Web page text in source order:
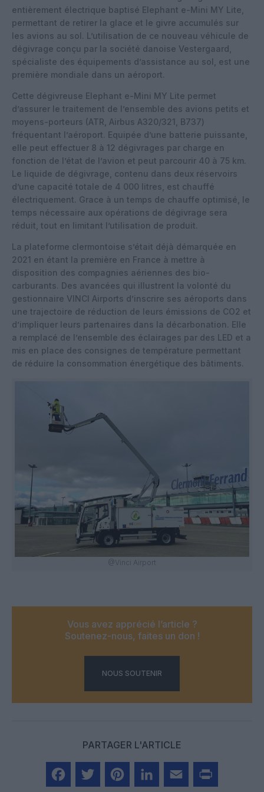
entièrement électrique baptisé Elephant e-Mini MY Lite,
permettant de retirer la glace et le givre accumulés sur
les avions au sol. L’utilisation de ce nouveau véhicule de
dégivrage conçu par la société danoise Vestergaard,
spécialiste des équipements d’assistance au sol, est une
première mondiale dans un aéroport.
Cette dégivreuse Elephant e-Mini MY Lite permet
d’assurer le traitement de l’ensemble des avions petits et
moyens-porteurs (ATR, Airbus A320/321, B737)
fréquentant l’aéroport. Equipée d’une batterie puissante,
elle peut effectuer 8 à 12 dégivrages par charge en
fonction de l’état de l’avion et peut parcourir 40 à 75 km.
Le liquide de dégivrage, contenu dans deux réservoirs
d’une capacité totale de 4 000 litres, est chauffé
électriquement. Grace à un temps de chauffe optimisé, le
temps nécessaire aux opérations de dégivrage sera
réduit, tout en limitant l’utilisation de produit.
La plateforme clermontoise s’était déjà démarquée en
2021 en étant la première en France à mettre à
disposition des compagnies aériennes des bio-
carburants. Des avancées qui illustrent la volonté du
gestionnaire VINCI Airports d’inscrire ses aéroports dans
une trajectoire de réduction de leurs émissions de CO2 et
d’impliquer leurs partenaires dans la décarbonation. Elle
a remplacé de l’ensemble des éclairages par des LED et a
mis en place des consignes de température permettant
de réduire la consommation énergétique des bâtiments.
@Vinci Airport
Vous avez apprécié l’article ?
Soutenez-nous, faites un don !
NOUS SOUTENIR
PARTAGER L'ARTICLE